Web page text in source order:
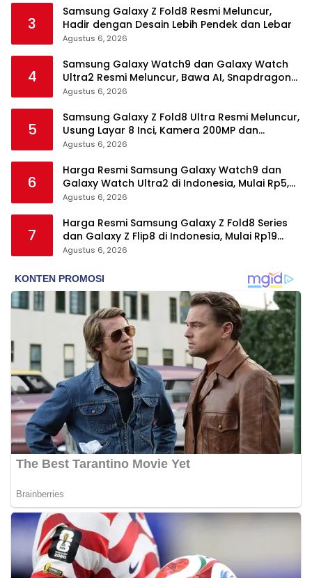
3
Samsung Galaxy Z Fold8 Resmi Meluncur,
Hadir dengan Desain Lebih Pendek dan Lebar
Agustus 6, 2026
4
Samsung Galaxy Watch9 dan Galaxy Watch
Ultra2 Resmi Meluncur, Bawa AI, Snapdragon
Wear Elite, dan Fitur Kesehatan Baru
Agustus 6, 2026
5
Samsung Galaxy Z Fold8 Ultra Resmi Meluncur,
Usung Layar 8 Inci, Kamera 200MP dan
Snapdragon 8 Elite Gen 5
Agustus 6, 2026
6
Harga Resmi Samsung Galaxy Watch9 dan
Galaxy Watch Ultra2 di Indonesia, Mulai Rp5,9
Jutaan
Agustus 6, 2026
7
Harga Resmi Samsung Galaxy Z Fold8 Series
dan Galaxy Z Flip8 di Indonesia, Mulai Rp19
Jutaan
Agustus 6, 2026